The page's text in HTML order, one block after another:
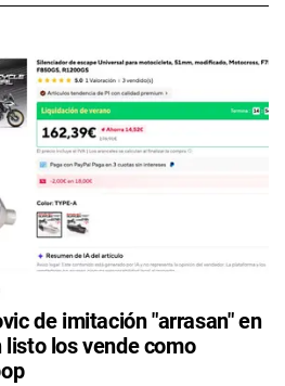
de imitación "arrasan" en
los vende como